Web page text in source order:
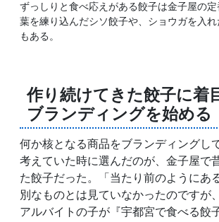
ずっしりと食べ応えがある餃子は金子屋の
葉を練り込んだシソ餃子や、ショウガを入
もある。
作り続けてきた餃子に着
ブランディングを始める
何か核となる商品をブランディングし
考えていた時に選んだのが、金子屋で
た餃子だった。「当たり前のようにあ
別なものとは見ていなかったのですが
アルバイトの子が『宇都宮で食べる餃